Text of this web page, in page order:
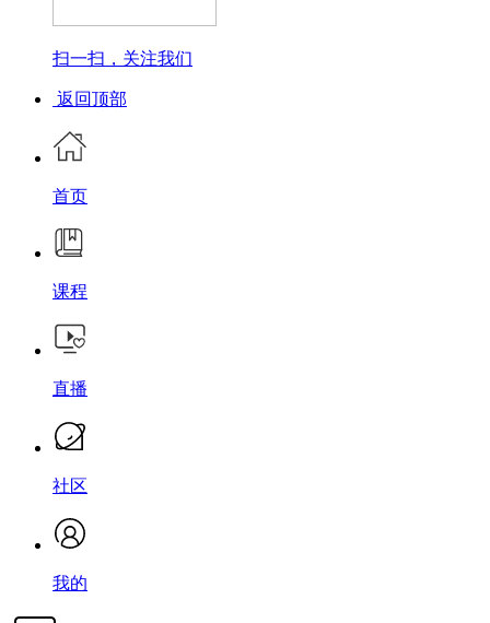
扫一扫，关注我们
返回顶部
首页
课程
直播
社区
我的